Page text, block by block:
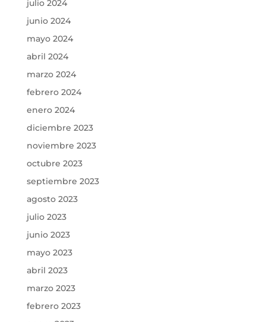
julio 2024
junio 2024
mayo 2024
abril 2024
marzo 2024
febrero 2024
enero 2024
diciembre 2023
noviembre 2023
octubre 2023
septiembre 2023
agosto 2023
julio 2023
junio 2023
mayo 2023
abril 2023
marzo 2023
febrero 2023